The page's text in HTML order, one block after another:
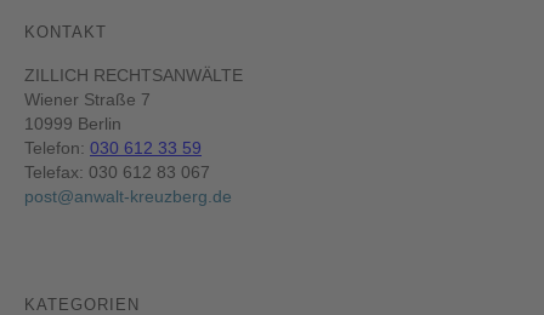
KONTAKT
ZILLICH RECHTSANWÄLTE
Wiener Straße 7
10999 Berlin
Telefon: 030 612 33 59
Telefax: 030 612 83 067
post@anwalt-kreuzberg.de
KATEGORIEN